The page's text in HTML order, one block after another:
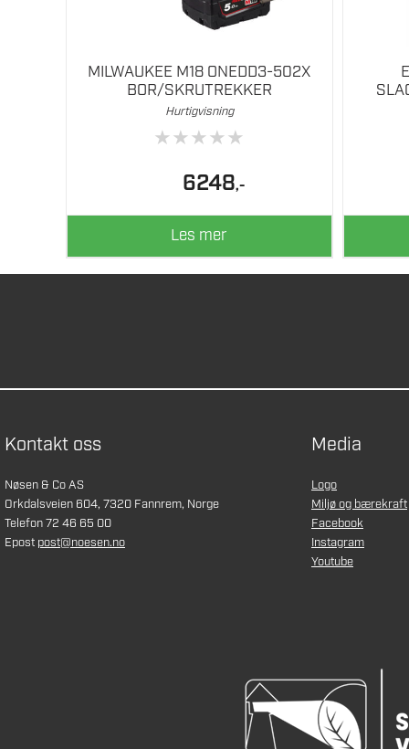
MILWAUKEE M18 ONEDD3-502X
BOR/SKRUTREKKER
Hurtigvisning
★★★★★
6248,-
Les mer
Kontakt oss
Nøsen & Co AS
Orkdalsveien 604, 7320 Fannrem, Norge
Telefon 72 46 65 00
Epost post@noesen.no
Media
Logo
Miljø og bærekraft
Facebook
Instagram
Youtube